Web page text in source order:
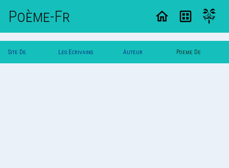
Poème-Fr
Site De Les Ecrivains Auteur Poeme De